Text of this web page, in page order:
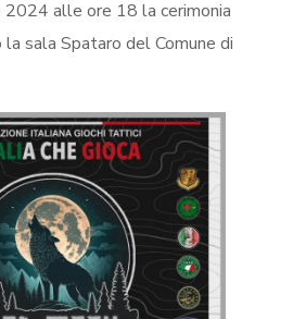
alle ore 18 la cerimonia
la sala Spataro del Comune di